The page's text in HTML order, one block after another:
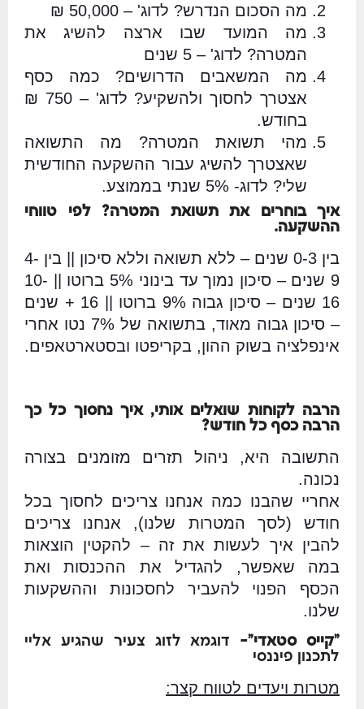
מה הסכום הנדרש? לדוג' – 50,000 ₪
מה המועד שבו ארצה להשיג את
המטרה? לדוג' – 5 שנים
מה המשאבים הדרושים? כמה כסף
אצטרך לחסוך ולהשקיע? לדוג' – 750 ₪
בחודש.
מהי תשואת המטרה? מה התשואה
שאצטרך להשיג עבור ההשקעה החודשית
שלי? לדוג- 5% שנתי בממוצע.
איך בוחרים את תשואת המטרה? לפי טווחי
ההשקעה.
בין 0-3 שנים – ללא תשואה וללא סיכון || בין 4-
9 שנים – סיכון נמוך עד בינוני 5% ברוטו || 10-
16 שנים – סיכון גבוה 9% ברוטו || 16 + שנים
– סיכון גבוה מאוד, בתשואה של 7% נטו אחרי
אינפלציה בשוק ההון, בקריפטו ובסטארטאפים.
הרבה לקוחות שואלים אותי, איך נחסוך כל כך
הרבה כסף כל חודש?
התשובה היא, ניהול תזרים מזומנים בצורה
נכונה.
אחריי שהבנו כמה אנחנו צריכים לחסוך בכל
חודש (לסך המטרות שלנו), אנחנו צריכים
להבין איך לעשות את זה – להקטין הוצאות
במה שאפשר, להגדיל את ההכנסות ואת
הכסף הפנוי להעביר לחסכונות וההשקעות
שלנו.
"קייס סטאדי"- דוגמא לזוג צעיר שהגיע אליי
לתכנון פיננסי
מטרות ויעדים לטווח קצר: